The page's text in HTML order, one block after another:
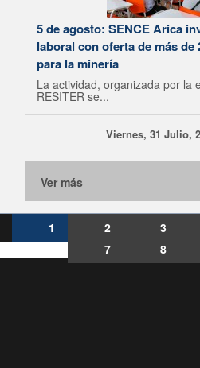
5 de agosto: SENCE Arica
laboral con oferta de más
para la minería
La actividad, organizada por la
RESITER se...
Viernes, 31 Julio,
Ver más
1 2 3
7
8